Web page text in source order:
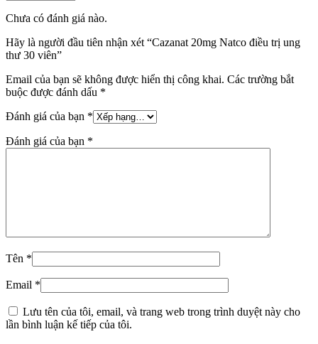
Chưa có đánh giá nào.
Hãy là người đầu tiên nhận xét “Cazanat 20mg Natco điều trị ung
thư 30 viên”
Email của bạn sẽ không được hiển thị công khai. Các trường bắt
buộc được đánh dấu *
Đánh giá của bạn *
Đánh giá của bạn *
Tên *
Email *
Lưu tên của tôi, email, và trang web trong trình duyệt này cho
lần bình luận kế tiếp của tôi.